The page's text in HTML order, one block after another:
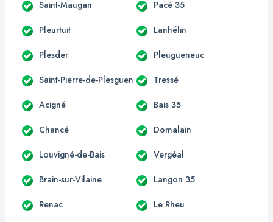
Saint-Maugan Pacé 35
Pleurtuit Lanhélin
Plesder Pleugueneuc
Saint-Pierre-de-Plesguen Tressé
Acigné Bais 35
Chancé Domalain
Louvigné-de-Bais Vergéal
Brain-sur-Vilaine Langon 35
Renac Le Rheu